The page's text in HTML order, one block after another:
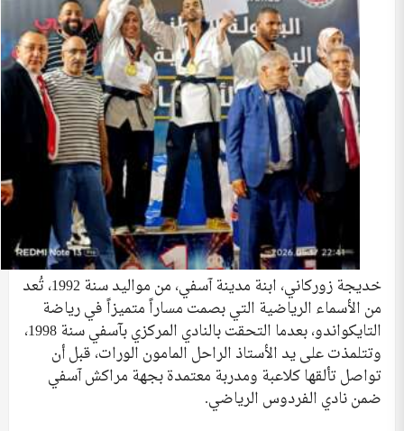
خديجة زوركاني، ابنة مدينة آسفي، من مواليد سنة 1992، تُعد
من الأسماء الرياضية التي بصمت مساراً متميزاً في رياضة
التايكواندو، بعدما التحقت بالنادي المركزي بآسفي سنة 1998،
وتتلمذت على يد الأستاذ الراحل المامون الورات، قبل أن
تواصل تألقها كلاعبة ومدربة معتمدة بجهة مراكش آسفي
ضمن نادي الفردوس الرياضي.